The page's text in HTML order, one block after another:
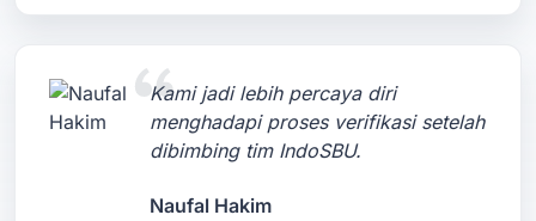
Kami jadi lebih percaya diri
menghadapi proses verifikasi setelah
dibimbing tim IndoSBU.
Naufal Hakim